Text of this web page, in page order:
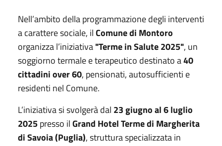
Nell’ambito della programmazione degli interventi
a carattere sociale, ilComune di Montoro
organizza l’iniziativa"Terme in Salute 2025", un
soggiorno termale e terapeutico destinato a40
cittadini over 60, pensionati, autosufficienti e
residenti nel Comune.
L’iniziativa si svolgerà dal 23 giugno al 6 luglio
2025presso ilGrand Hotel Terme di Margherita
di Savoia (Puglia), struttura specializzata in